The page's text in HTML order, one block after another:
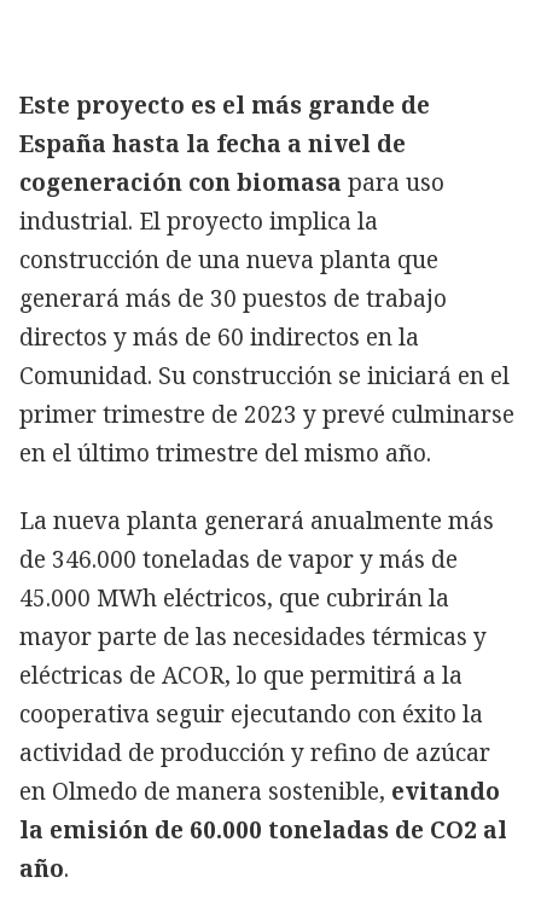
Este proyecto es el más grande de
España hasta la fecha a nivel de
cogeneración con biomasa para uso
industrial. El proyecto implica la
construcción de una nueva planta que
generará más de 30 puestos de trabajo
directos y más de 60 indirectos en la
Comunidad. Su construcción se iniciará en el
primer trimestre de 2023 y prevé culminarse
en el último trimestre del mismo año.
La nueva planta generará anualmente más
de 346.000 toneladas de vapor y más de
45.000 MWh eléctricos, que cubrirán la
mayor parte de las necesidades térmicas y
eléctricas de ACOR, lo que permitirá a la
cooperativa seguir ejecutando con éxito la
actividad de producción y refino de azúcar
en Olmedo de manera sostenible, evitando
la emisión de 60.000 toneladas de CO2 al
año.